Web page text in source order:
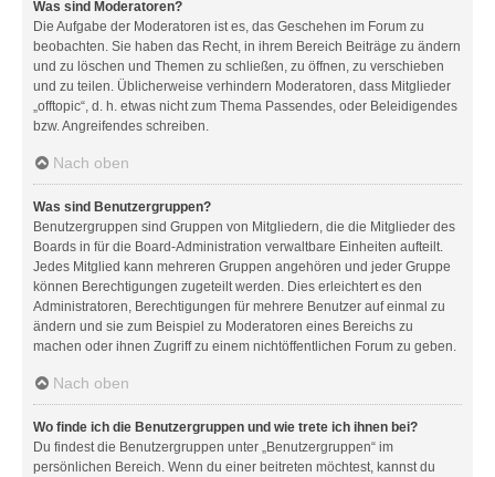
Was sind Moderatoren?
Die Aufgabe der Moderatoren ist es, das Geschehen im Forum zu
beobachten. Sie haben das Recht, in ihrem Bereich Beiträge zu ändern
und zu löschen und Themen zu schließen, zu öffnen, zu verschieben
und zu teilen. Üblicherweise verhindern Moderatoren, dass Mitglieder
„offtopic“, d. h. etwas nicht zum Thema Passendes, oder Beleidigendes
bzw. Angreifendes schreiben.
Nach oben
Was sind Benutzergruppen?
Benutzergruppen sind Gruppen von Mitgliedern, die die Mitglieder des
Boards in für die Board-Administration verwaltbare Einheiten aufteilt.
Jedes Mitglied kann mehreren Gruppen angehören und jeder Gruppe
können Berechtigungen zugeteilt werden. Dies erleichtert es den
Administratoren, Berechtigungen für mehrere Benutzer auf einmal zu
ändern und sie zum Beispiel zu Moderatoren eines Bereichs zu
machen oder ihnen Zugriff zu einem nichtöffentlichen Forum zu geben.
Nach oben
Wo finde ich die Benutzergruppen und wie trete ich ihnen bei?
Du findest die Benutzergruppen unter „Benutzergruppen“ im
persönlichen Bereich. Wenn du einer beitreten möchtest, kannst du